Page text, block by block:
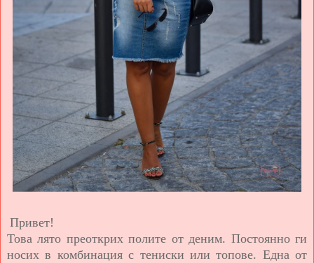
Привет!
Това лято преоткрих полите от деним. Постоянно ги
носих в комбинация с тениски или топове. Една от